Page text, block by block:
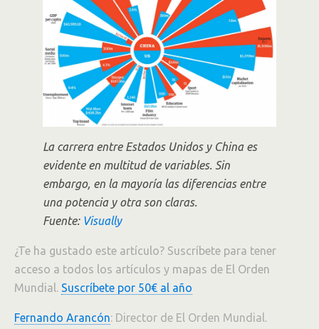
La carrera entre Estados Unidos y China es
evidente en multitud de variables. Sin
embargo, en la mayoría las diferencias entre
una potencia y otra son claras.
Fuente: Visually
¿Te ha gustado este artículo? Suscríbete para tener
acceso a todos los artículos y mapas de El Orden
Mundial. Suscríbete por 50€ al año
Fernando Arancón: Director de El Orden Mundial.